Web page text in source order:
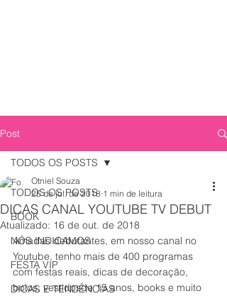
Post
TODOS OS POSTS
BOOK
NÓS INDICAMOS
FESTA VIP
DICAS E TENDÊNCIAS
TODOS OS POSTS
DICAS CANAL YOUTUBE TV DEBUT
Otniel Souza
25 de jul. de 2018 1 min de leitura
Atualizado: 16 de out. de 2018
Amadas debutantes, em nosso canal no
Youtube, tenho mais de 400 programas
com festas reais, dicas de decoração,
bolos, vestidosde 15 anos, books e muito